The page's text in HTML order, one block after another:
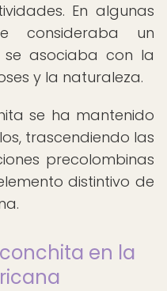
En algunas
consideraba un
asociaba con la
y la naturaleza.
se ha mantenido
trascendiendo las
precolombinas
distintivo de
en la